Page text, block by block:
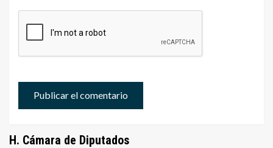
H. Cámara de Diputados